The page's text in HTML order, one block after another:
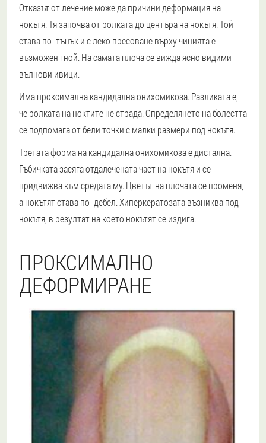
Отказът от лечение може да причини деформация на
нокътя. Тя започва от ролката до центъра на нокътя. Той
става по -тънък и с леко пресоване върху чинията е
възможен гной. На самата плоча се вижда ясно видими
вълнови ивици.
Има проксимална кандидална онихомикоза. Разликата е,
че ролката на ноктите не страда. Определянето на болестта
се подпомага от бели точки с малки размери под нокътя.
Третата форма на кандидална онихомикоза е дистална.
Гъбичката засяга отдалечената част на нокътя и се
придвижва към средата му. Цветът на плочата се променя,
а нокътят става по -дебел. Хиперкератозата възниква под
нокътя, в резултат на което нокътят се издига.
ПРОКСИМАЛНО
ДЕФОРМИРАНЕ